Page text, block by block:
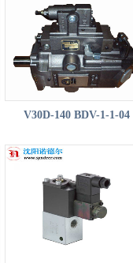
V30D-140 BDV-1-1-04
PD4+GRB哈威柱塞泵-